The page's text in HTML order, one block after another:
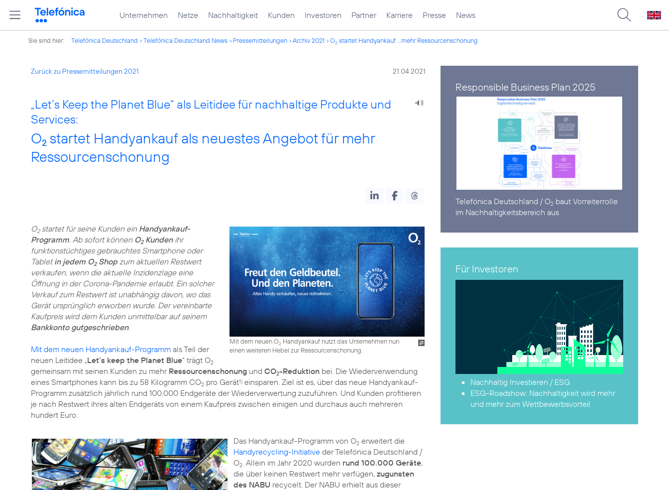
Unternehmen Netze Nachhaltigkeit Kunden Investoren Partner Karriere Presse News
Sie sind hier: Telefónica Deutschland Telefónica Deutschland News Pressemitteilungen Archiv 2021 O2 startet Handyankauf ...mehr Ressourcenschonung
Zurück zu Pressemitteilungen 2021 21.04.2021
„Let’s Keep the Planet Blue“ als Leitidee für nachhaltige Produkte und
Services:
O2 startet Handyankauf als neuestes Angebot für mehr
Ressourcenschonung
Mit dem neuen O2Handyankauf nutzt das Unternehmen nun
einen weiteren Hebel zur Ressourcenschonung.
O2startet für seine Kunden ein Handyankauf-
Programm. Ab sofort können O2Kundenihr
funktionstüchtiges gebrauchtes Smartphone oder
Tabletin jedem O2Shop zum aktuellen Restwert
verkaufen, wenn die aktuelle Inzidenzlage eine
Öffnung in der Corona-Pandemie erlaubt. Ein solcher
Verkauf zum Restwert ist unabhängig davon, wo das
Gerät ursprünglich erworben wurde. Der vereinbarte
Kaufpreis wird dem Kunden unmittelbar auf seinem
Bankkonto gutgeschrieben.
Mit dem neuen Handyankauf-Programm als Teil der
neuen Leitidee „Let’s keep the Planet Blue“ trägt O2
gemeinsam mit seinen Kunden zu mehr Ressourcenschonung und CO2-Reduktion bei. Die Wiederverwendung
eines Smartphones kann bis zu 58 Kilogramm CO2 pro Gerät1) einsparen. Ziel ist es, über das neue Handyankauf-
Programm zusätzlich jährlich rund 100.000 Endgeräte der Wiederverwertung zuzuführen. Und Kunden profitieren
je nach Restwert ihres alten Endgeräts von einem Kaufpreis zwischen einigen und durchaus auch mehreren
hundert Euro.
Das Handyankauf-Programm von O2erweitert die
Handyrecycling-Initiative der Telefónica Deutschland /
O2. Allein im Jahr 2020 wurden rund 100.000 Geräte,
die über keinen Restwert mehr verfügen, zugunsten
des NABU recycelt. Der NABU erhielt aus dieser
Responsible Business Plan 2025
Telefónica Deutschland / O2 baut Vorreiterrolle
im Nachhaltigkeitsbereich aus
Für Investoren
Nachhaltig Investieren / ESG
ESG-Roadshow: Nachhaltigkeit wird mehr
und mehr zum Wettbewerbsvorteil